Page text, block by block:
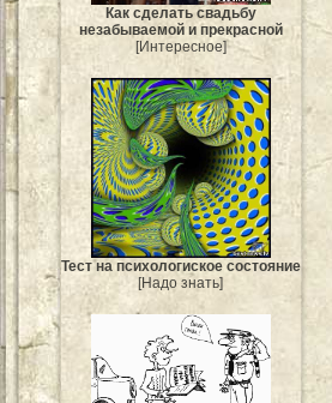
Как сделать свадьбу
незабываемой и прекрасной
[Интересное]
Тест на психологиское состояние
[Надо знать]